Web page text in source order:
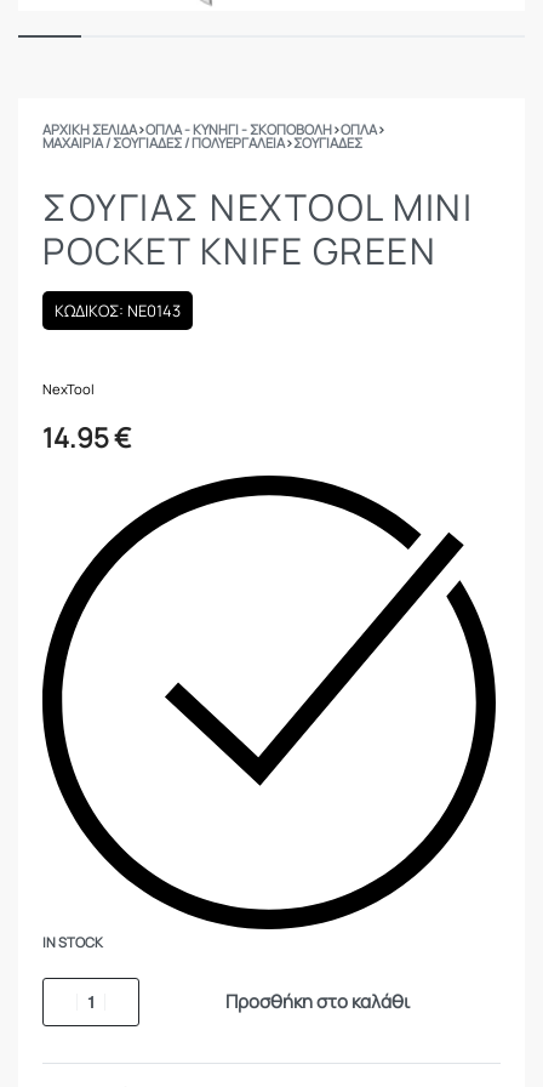
ΑΡΧΙΚΉ ΣΕΛΊΔΑ›ΟΠΛΑ - ΚΥΝΗΓΙ - ΣΚΟΠΟΒΟΛΗ›ΟΠΛΑ›
ΜΑΧΑΊΡΙΑ / ΣΟΥΓΙΆΔΕΣ / ΠΟΛΥΕΡΓΑΛΕΊΑ›ΣΟΥΓΙΆΔΕΣ
ΣΟΥΓΙΑΣ NEXTOOL MINI
POCKET KNIFE GREEN
ΚΩΔΙΚΟΣ: NE0143
NexTool
14.95€
IN STOCK
Προσθήκη στο καλάθι